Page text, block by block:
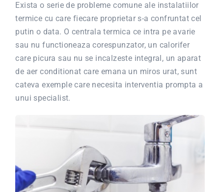
Exista o serie de probleme comune ale instalatiilor
termice cu care fiecare proprietar s-a confruntat cel
putin o data. O centrala termica ce intra pe avarie
sau nu functioneaza corespunzator, un calorifer
care picura sau nu se incalzeste integral, un aparat
de aer conditionat care emana un miros urat, sunt
cateva exemple care necesita interventia prompta a
unui specialist.